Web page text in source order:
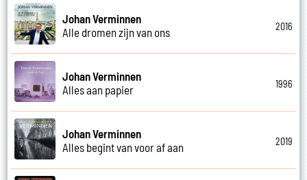
Johan Verminnen
Alle dromen zijn van ons
2016
Johan Verminnen
Alles aan papier
1996
Johan Verminnen
Alles begint van voor af aan
2019